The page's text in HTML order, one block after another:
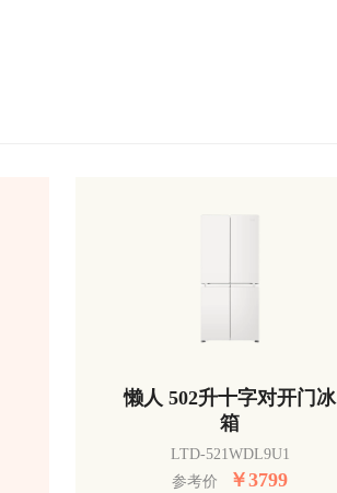
懒人 502升十字对开门冰
箱
LTD-521WDL9U1
参考价
￥3799